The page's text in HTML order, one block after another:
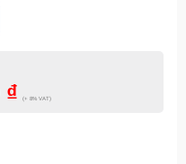
₫ (+ 8% VAT)